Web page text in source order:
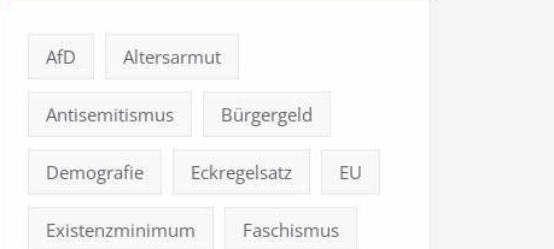
AfD Altersarmut
Antisemitismus Bürgergeld
Demografie Eckregelsatz EU
Existenzminimum Faschismus